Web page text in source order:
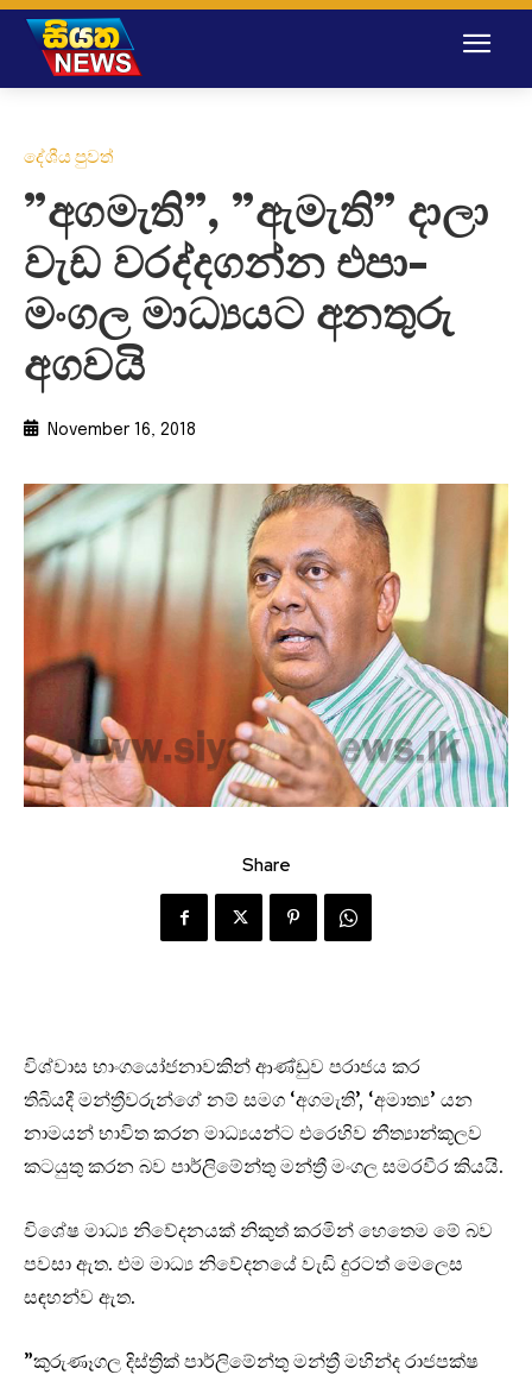
දේශීය පුවත්
”අගමැති”, ”ඇමැති” දාලා
වැඩ වරද්දගන්න එපා-
මංගල මාධ්‍යයට අනතුරු
අගවයි
November 16, 2018
Share
විශ්වාස භාංගයෝජනාවකින් ආණ්ඩුව පරාජය කර
තිබියදී මන්ත්‍රීවරුන්ගේ නම් සමග ‘අගමැති’, ‘අමාත්‍ය’ යන
නාමයන් භාවිත කරන මාධ්‍යයන්ට එරෙහිව නීත්‍යාන්කූලව
කටයුතු කරන බව පාර්ලිමේන්තු මන්ත්‍රී මංගල සමරවීර කියයි.
විශේෂ මාධ්‍ය නිවේදනයක් නිකුත් කරමින් හෙතෙම මේ බව
පවසා ඇත. එම මාධ්‍ය නිවේදනයේ වැඩි දුරටත් මෙලෙස
සඳහන්ව ඇත.
”කුරුණෑගල දිස්ත්‍රික් පාර්ලිමේන්තු මන්ත්‍රී මහින්ද රාජපක්ෂ